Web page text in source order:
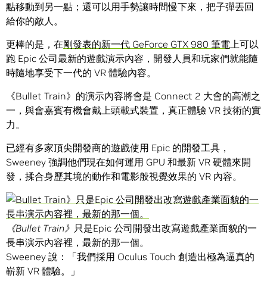
點移動到另一點；還可以用手勢讓時間慢下來，把子彈丟回
給你的敵人。
更棒的是，在剛發表的新一代 GeForce GTX 980 筆電上可以
跑 Epic 公司最新的遊戲演示內容，開發人員和玩家們就能隨
時隨地享受下一代的 VR 體驗內容。
《Bullet Train》的演示內容將會是 Connect 2 大會的高潮之
一，與會嘉賓有機會戴上頭載式裝置，真正體驗 VR 技術的實
力。
已經有多家頂尖開發商的遊戲使用 Epic 的開發工具，
Sweeney 強調他們現在如何運用 GPU 和最新 VR 硬體來開
發，揉合身歷其境的動作和電影般視覺效果的 VR 內容。
《Bullet Train》 只是Epic 公司開發出改寫遊戲產業面貌的一
長串演示內容裡，最新的那一個。
Sweeney 說：「我們採用 Oculus Touch 創造出極為逼真的
嶄新 VR 體驗。」